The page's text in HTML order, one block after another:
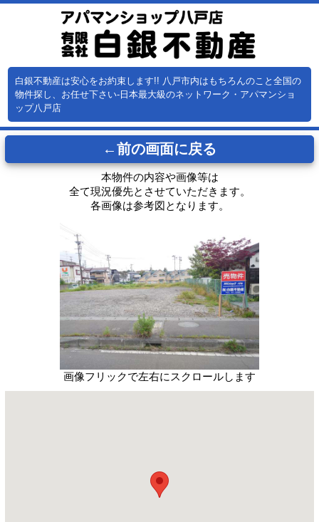
白銀不動産は安心をお約束します!! 八戸市内はもちろんのこと全国の
物件探し、お任せ下さい-日本最大級のネットワーク・アパマンショ
ップ八戸店
←前の画面に戻る
本物件の内容や画像等は
全て現況優先とさせていただきます。
各画像は参考図となります。
画像フリックで左右にスクロールします